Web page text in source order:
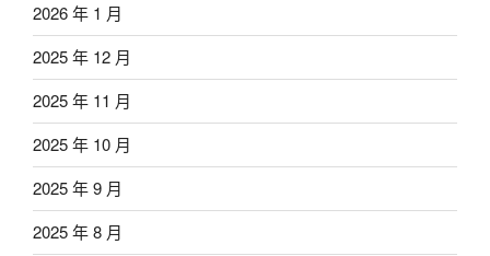
2026 年 1 月
2025 年 12 月
2025 年 11 月
2025 年 10 月
2025 年 9 月
2025 年 8 月